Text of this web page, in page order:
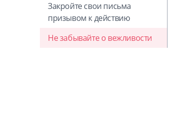
Закройте свои письма
призывом к действию
Не забывайте о вежливости